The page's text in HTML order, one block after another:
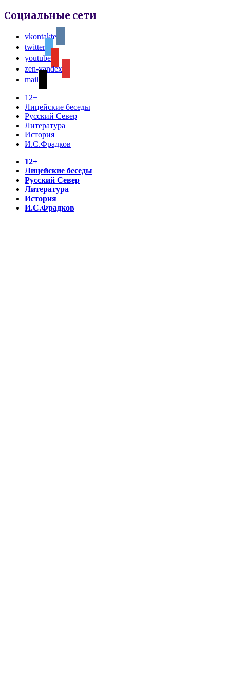
Социальные сети
vkontakte
twitter
youtube
zen-yandex
mail
12+
Лицейские беседы
Русский Север
Литература
История
И.С.Фрадков
12+
Лицейские беседы
Русский Север
Литература
История
И.С.Фрадков